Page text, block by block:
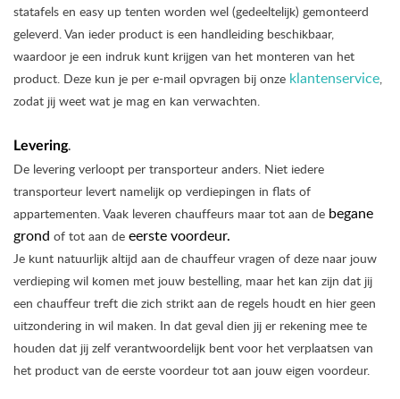
statafels en easy up tenten worden wel (gedeeltelijk) gemonteerd
geleverd. Van ieder product is een handleiding beschikbaar,
waardoor je een indruk kunt krijgen van het monteren van het
product. Deze kun je per e-mail opvragen bij onze klantenservice,
zodat jij weet wat je mag en kan verwachten.
Levering.
De levering verloopt per transporteur anders. Niet iedere
transporteur levert namelijk op verdiepingen in flats of
appartementen. Vaak leveren chauffeurs maar tot aan de begane
grond of tot aan de eerste voordeur.
Je kunt natuurlijk altijd aan de chauffeur vragen of deze naar jouw
verdieping wil komen met jouw bestelling, maar het kan zijn dat jij
een chauffeur treft die zich strikt aan de regels houdt en hier geen
uitzondering in wil maken. In dat geval dien jij er rekening mee te
houden dat jij zelf verantwoordelijk bent voor het verplaatsen van
het product van de eerste voordeur tot aan jouw eigen voordeur.